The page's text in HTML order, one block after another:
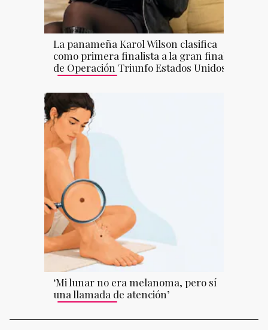
La panameña Karol Wilson clasifica
como primera finalista a la gran final
de Operación Triunfo Estados Unidos
‘Mi lunar no era melanoma, pero sí
una llamada de atención’